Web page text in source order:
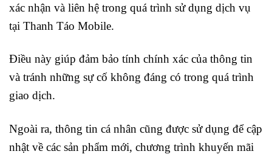
xác nhận và liên hệ trong quá trình sử dụng dịch vụ
tại Thanh Táo Mobile.
Điều này giúp đảm bảo tính chính xác của thông tin
và tránh những sự cố không đáng có trong quá trình
giao dịch.
Ngoài ra, thông tin cá nhân cũng được sử dụng để cập
nhật về các sản phẩm mới, chương trình khuyến mãi